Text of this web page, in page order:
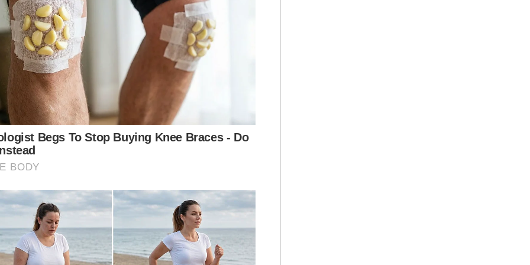
Berkaitan:
Kilicdaroglu
PRU Thailand: Parti Move Forward runding bentuk
kerajaan campuran
Pembangkang dominasi pilihan raya Thailand